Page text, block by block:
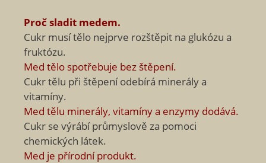
Proč sladit medem.
Cukr musí tělo nejprve rozštěpit na glukózu a
fruktózu.
Med tělo spotřebuje bez štěpení.
Cukr tělu při štěpení odebírá minerály a
vitamíny.
Med tělu minerály, vitamíny a enzymy dodává.
Cukr se výrábí průmyslově za pomoci
chemických látek.
Med je přírodní produkt.